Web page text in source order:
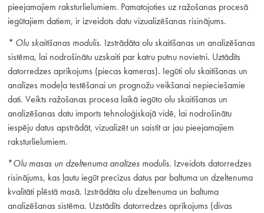
pieejamajiem raksturlielumiem. Pamatojoties uz ražošanas procesā
iegūtajiem datiem, ir izveidots datu vizualizēšanas risinājums.
* Olu skaitīšanas modulis. Izstrādāta olu skaitīšanas un analizēšanas
sistēma, lai nodrošinātu uzskaiti par katru putnu novietni. Uztādīts
datorredzes aprīkojums (piecas kameras). Iegūti olu skaitīšanas un
analīzes modeļa testēšanai un prognožu veikšanai nepieciešamie
dati. Veikts ražošanas procesa laikā iegūto olu skaitīšanas un
analizēšanas datu imports tehnoloģiskajā vidē, lai nodrošinātu
iespēju datus apstrādāt, vizualizēt un saistīt ar jau pieejamajiem
raksturlielumiem.
*Olu masas un dzeltenuma analīzes modulis. Izveidots datorredzes
risinājums, kas ļautu iegūt precīzus datus par baltuma un dzeltenuma
kvalitāti plēstā masā. Izstrādāta olu dzeltenuma un baltuma
analizēšanas sistēma. Uzstādīts datorredzes aprīkojums (divas